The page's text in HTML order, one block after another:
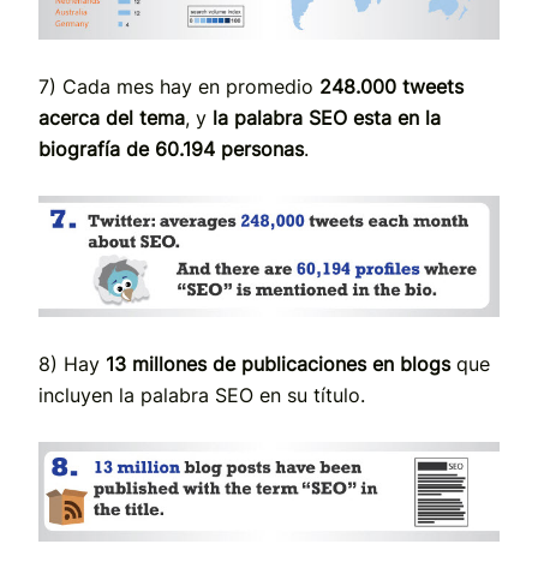
7) Cada mes hay en promedio 248.000 tweets
acerca del tema, y la palabra SEO esta en la
biografía de 60.194 personas.
8) Hay 13 millones de publicaciones en blogsque
incluyen la palabra SEO en su título.